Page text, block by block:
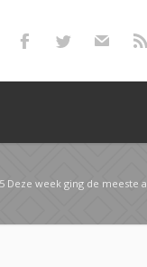
meeste aandacht uit naar de lunchroom …